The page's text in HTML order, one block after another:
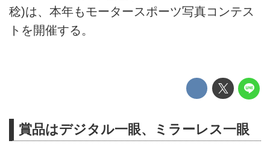
稔)は、本年もモータースポーツ写真コンテス
トを開催する。
賞品はデジタル一眼、ミラーレス一眼